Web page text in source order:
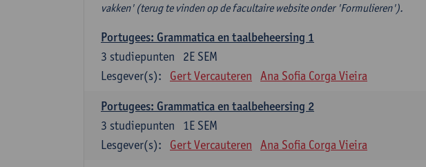
vakken' (terug te vinden op de facultaire website onder 'Formulieren').
Portugees: Grammatica en taalbeheersing 1
2E SEM
3 studiepunten
Lesgever(s):
Gert Vercauteren Ana Sofia Corga Vieira
Portugees: Grammatica en taalbeheersing 2
1E SEM
3 studiepunten
Lesgever(s):
Gert Vercauteren Ana Sofia Corga Vieira